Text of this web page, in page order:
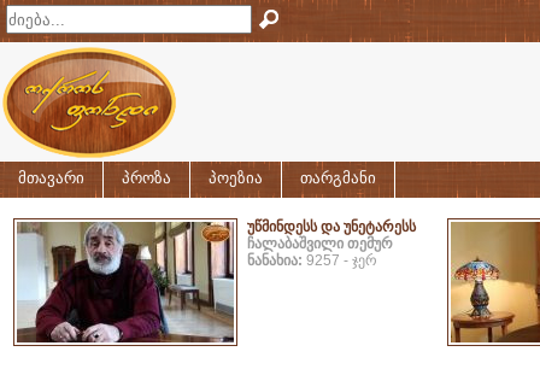
მთავარი პროზა პოეზია თარგმანი
უწმინდესს და უნეტარესს
ჩალაბაშვილი თემურ
ნანახია: 9257 - ჯერ